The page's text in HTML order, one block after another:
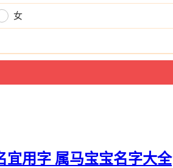
女
宜用字 属马宝宝名字大全